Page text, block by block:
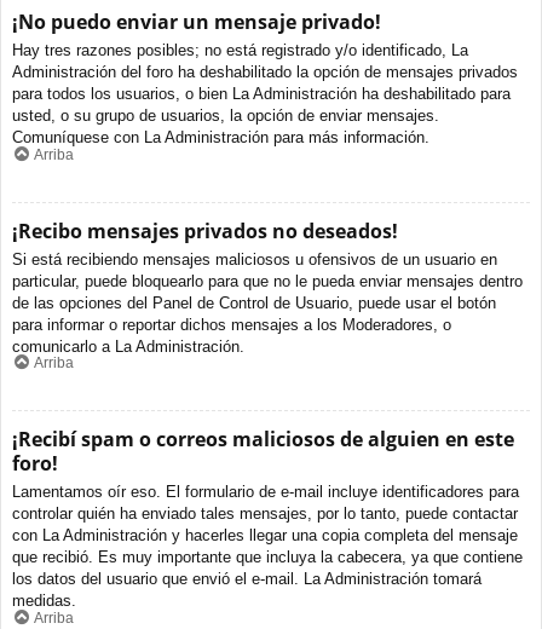
¡No puedo enviar un mensaje privado!
Hay tres razones posibles; no está registrado y/o identificado, La
Administración del foro ha deshabilitado la opción de mensajes privados
para todos los usuarios, o bien La Administración ha deshabilitado para
usted, o su grupo de usuarios, la opción de enviar mensajes.
Comuníquese con La Administración para más información.
Arriba
¡Recibo mensajes privados no deseados!
Si está recibiendo mensajes maliciosos u ofensivos de un usuario en
particular, puede bloquearlo para que no le pueda enviar mensajes dentro
de las opciones del Panel de Control de Usuario, puede usar el botón
para informar o reportar dichos mensajes a los Moderadores, o
comunicarlo a La Administración.
Arriba
¡Recibí spam o correos maliciosos de alguien en este
foro!
Lamentamos oír eso. El formulario de e-mail incluye identificadores para
controlar quién ha enviado tales mensajes, por lo tanto, puede contactar
con La Administración y hacerles llegar una copia completa del mensaje
que recibió. Es muy importante que incluya la cabecera, ya que contiene
los datos del usuario que envió el e-mail. La Administración tomará
medidas.
Arriba